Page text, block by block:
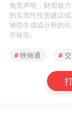
免责声明：财闻致
的实质性投资建议
辅助生成或分析的
并核实。
#映翰通 #